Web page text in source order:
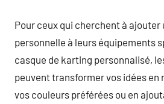
Pour ceux qui cherchent à ajouter
personnelle à leurs équipements
casque de karting personnalisé,
peuvent transformer vos idées
vos couleurs préférées ou en